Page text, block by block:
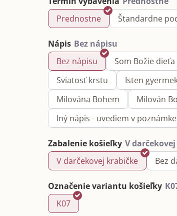
Prednostne
Štandardne
Nápis
Bez nápisu
Som Božie dieťa
Sviatosť krstu
Isten
Milována Bohem
Milován
Iný nápis - uvediem v poznámke
Zabalenie košieľky
V darčekovej krabičke
Bez
Označenie variantu košieľky
K07